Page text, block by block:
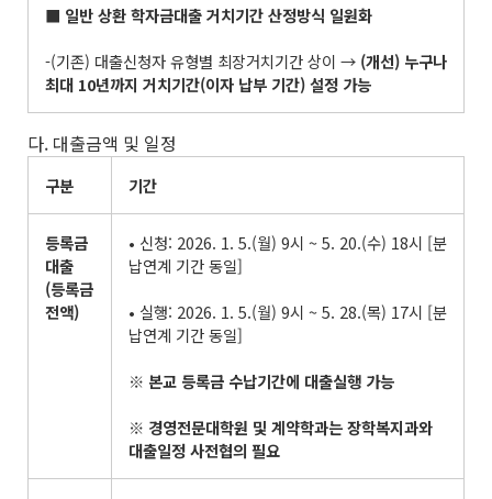
■ 일반 상환 학자금대출 거치기간 산정방식 일원화
-(기존) 대출신청자 유형별 최장거치기간 상이 → (개선) 누구나
최대 10년까지 거치기간(이자 납부 기간)설정 가능
다. 대출금액 및 일정
구분 기간
등록금
대출
(등록금
전액)
• 신청: 2026. 1. 5.(월) 9시 ~ 5. 20.(수) 18시 [분
납연계 기간 동일]
• 실행: 2026. 1. 5.(월) 9시 ~ 5. 28.(목) 17시 [분
납연계 기간 동일]
※ 본교 등록금 수납기간에 대출실행 가능
※ 경영전문대학원 및 계약학과는 장학복지과와
대출일정 사전협의 필요